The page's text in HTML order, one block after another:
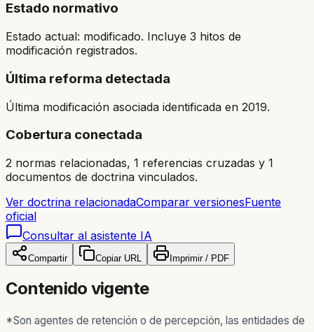
Estado normativo
Estado actual: modificado. Incluye 3 hitos de
modificación registrados.
Última reforma detectada
Última modificación asociada identificada en 2019.
Cobertura conectada
2 normas relacionadas, 1 referencias cruzadas y 1
documentos de doctrina vinculados.
Ver doctrina relacionadaComparar versionesFuente
oficial
Consultar al asistente IA
Compartir Copiar URL Imprimir / PDF
Contenido vigente
*Son agentes de retención o de percepción, las entidades de